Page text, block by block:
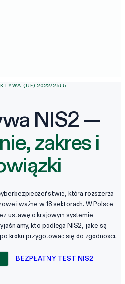
(UE) 2022/2555
NIS2 —
zakres i
która rozszerza
i ważne w 18 sektorach. W Polsce
ustawę o krajowym systemie
kto podlega NIS2, jakie są
kroku przygotować się do zgodności.
BEZPŁATNY TEST NIS2